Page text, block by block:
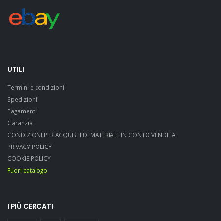
UTILI
Termini e condizioni
Spedizioni
Pagamenti
Garanzia
CONDIZIONI PER ACQUISTI DI MATERIALE IN CONTO VENDITA
PRIVACY POLICY
COOKIE POLICY
Fuori catalogo
I PIÙ CERCATI